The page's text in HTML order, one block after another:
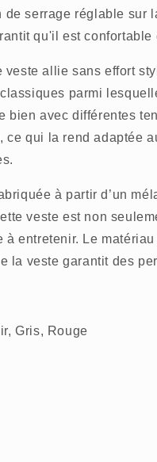
serrage réglable sur
qu'il est confortable
veste allie sans effort
parmi
bien avec différentes
ce qui la rend adaptée
à partir d’un
veste est non
entretenir. Le
la veste garantit des
Gris, Rouge